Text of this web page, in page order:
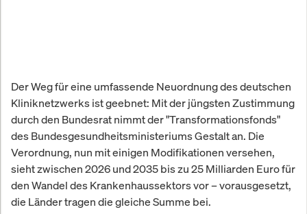
Der Weg für eine umfassende Neuordnung des deutschen
Kliniknetzwerks ist geebnet: Mit der jüngsten Zustimmung
durch den Bundesrat nimmt der "Transformationsfonds"
des Bundesgesundheitsministeriums Gestalt an. Die
Verordnung, nun mit einigen Modifikationen versehen,
sieht zwischen 2026 und 2035 bis zu 25 Milliarden Euro für
den Wandel des Krankenhaussektors vor – vorausgesetzt,
die Länder tragen die gleiche Summe bei.